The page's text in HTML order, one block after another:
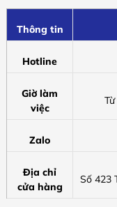
Thông tin
Hotline
Giờ làm
việc
Zalo
Địa chỉ
cửa hàng
Số 423